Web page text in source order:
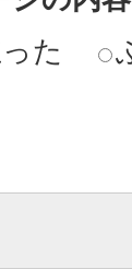
た